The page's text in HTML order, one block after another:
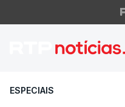
"Global e
ESPECIAIS